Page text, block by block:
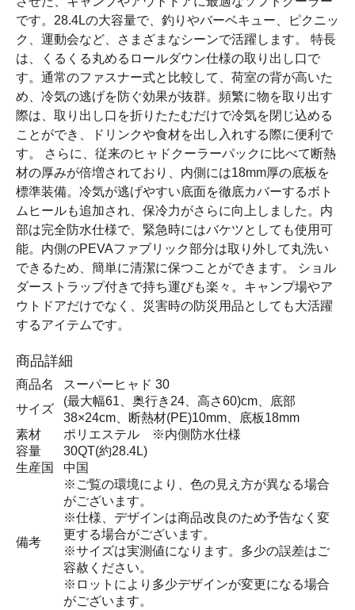
です。28.4Lの大容量で、釣りやバーベキュー、ピクニッ
ク、運動会など、さまざまなシーンで活躍します。 特長
は、くるくる丸めるロールダウン仕様の取り出し口で
す。通常のファスナー式と比較して、荷室の背が高いた
め、冷気の逃げを防ぐ効果が抜群。頻繁に物を取り出す
際は、取り出し口を折りたたむだけで冷気を閉じ込める
ことができ、ドリンクや食材を出し入れする際に便利で
す。 さらに、従来のヒャドクーラーパックに比べて断熱
材の厚みが倍増されており、内側には18mm厚の底板を
標準装備。冷気が逃げやすい底面を徹底カバーするボト
ムヒールも追加され、保冷力がさらに向上しました。内
部は完全防水仕様で、緊急時にはバケツとしても使用可
能。内側のPEVAファブリック部分は取り外して丸洗い
できるため、簡単に清潔に保つことができます。 ショル
ダーストラップ付きで持ち運びも楽々。キャンプ場やア
ウトドアだけでなく、災害時の防災用品としても大活躍
するアイテムです。
商品詳細
商品名
スーパーヒャド 30
サイズ
(最大幅61、奥行き24、高さ60)cm、底部
38×24cm、断熱材(PE)10mm、底板18mm
素材
ポリエステル ※内側防水仕様
容量
30QT(約28.4L)
生産国
中国
備考
※ご覧の環境により、色の見え方が異なる場合
がございます。
※仕様、デザインは商品改良のため予告なく変
更する場合がございます。
※サイズは実測値になります。多少の誤差はご
容赦ください。
※ロットにより多少デザインが変更になる場合
がございます。